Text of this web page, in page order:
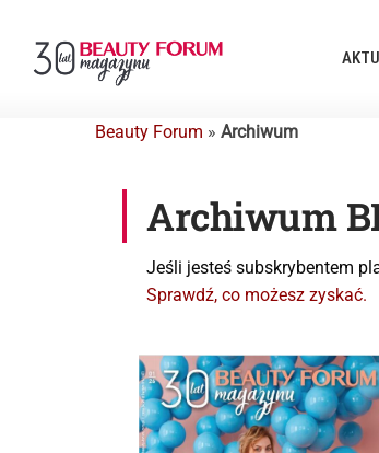
Beauty Forum » Archiwum
Archiwum
Jeśli jesteś subskrybentem
Sprawdź, co możesz zyskać.